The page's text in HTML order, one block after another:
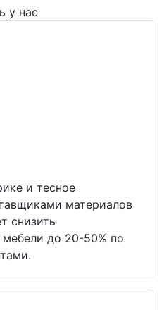
у нас
и тесное
материалов
снизить
до 20-50% по